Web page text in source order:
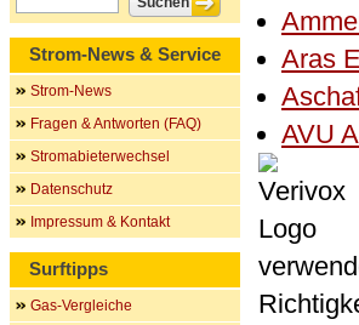
Aras
AVU
Strom-News & Service
Strom-News
Fragen & Antworten (FAQ)
Stromabieterwechsel
Datenschutz
Impressum & Kontakt
Surftipps
Gas-Vergleiche